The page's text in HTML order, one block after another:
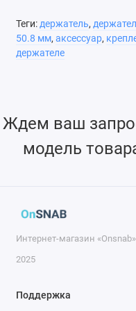
Варианты винтов Вы
микрометрические и
Два варианта
Теги:держатель,
50.8 мм, аксессуар,
держателе
Ждем ваш
модель
Интернет-магазин «Onsnab»
2025
Поддержка